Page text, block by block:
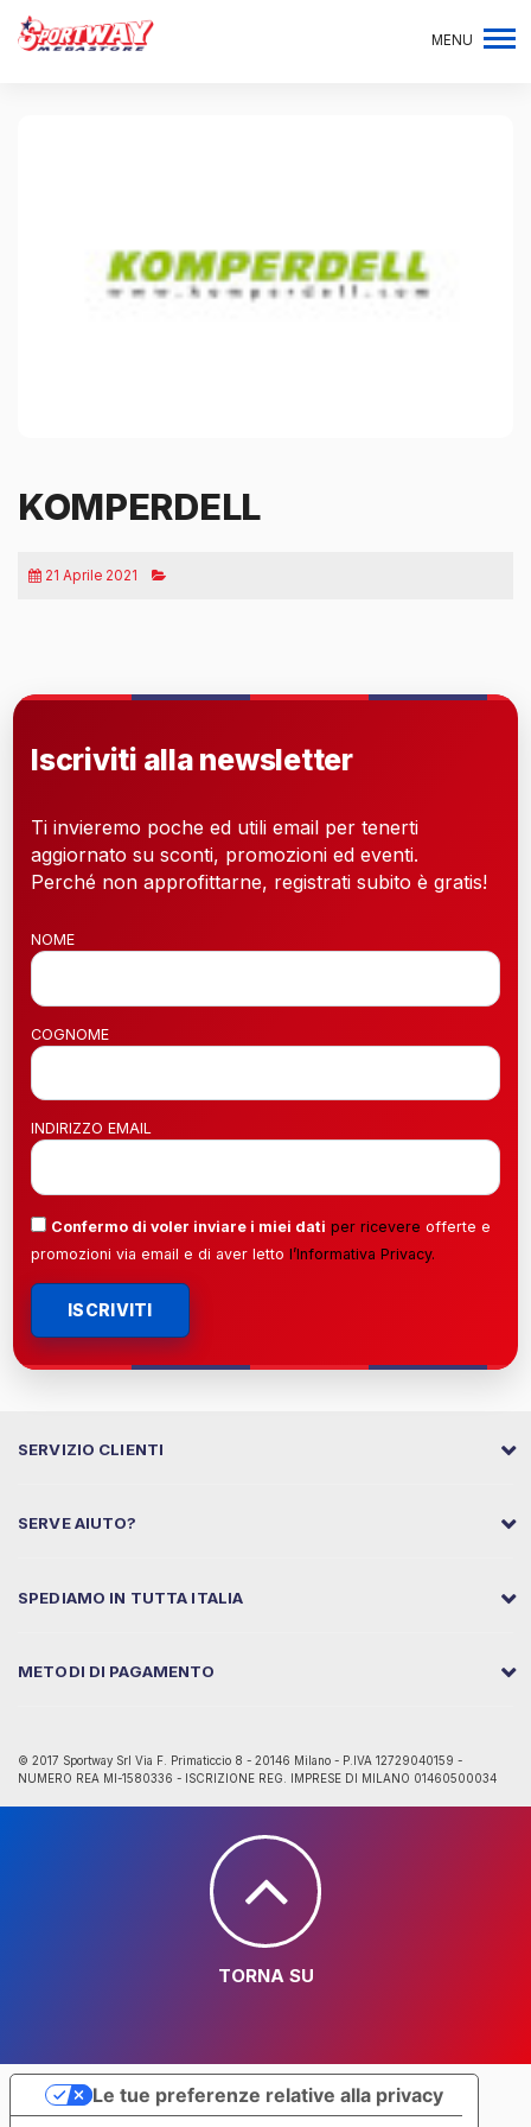
MENU
KOMPERDELL
21 Aprile 2021
Iscriviti alla newsletter
Ti invieremo poche ed utili email per tenerti
aggiornato su sconti, promozioni ed eventi.
Perché non approfittarne, registrati subito è gratis!
NOME
COGNOME
INDIRIZZO EMAIL
Confermo di voler inviare i miei dati per ricevere offerte e
promozioni via email e di aver letto l’Informativa Privacy.
ISCRIVITI
SERVIZIO CLIENTI
SERVE AIUTO?
SPEDIAMO IN TUTTA ITALIA
METODI DI PAGAMENTO
© 2017 Sportway Srl Via F. Primaticcio 8 - 20146 Milano - P.IVA 12729040159 -
NUMERO REA MI-1580336 - ISCRIZIONE REG. IMPRESE DI MILANO 01460500034
TORNA SU
Le tue preferenze relative alla privacy